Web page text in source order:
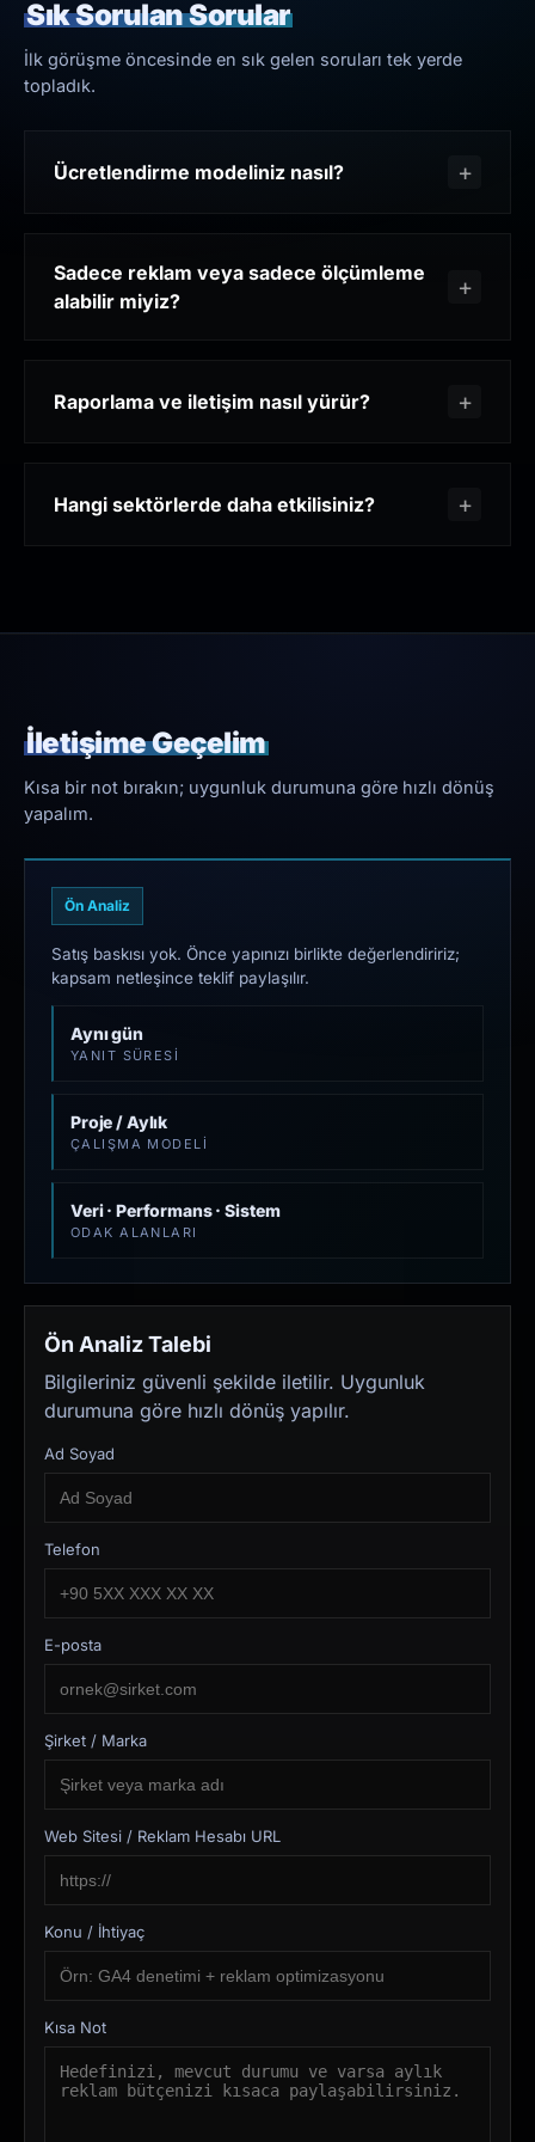
Sık Sorulan Sorular
İlk görüşme öncesinde en sık gelen soruları tek yerde
topladık.
Ücretlendirme modeliniz nasıl?
Sadece reklam veya sadece ölçümleme
alabilir miyiz?
Raporlama ve iletişim nasıl yürür?
Hangi sektörlerde daha etkilisiniz?
İletişime Geçelim
Kısa bir not bırakın; uygunluk durumuna göre hızlı dönüş
yapalım.
Ön Analiz
Satış baskısı yok. Önce yapınızı birlikte değerlendiririz;
kapsam netleşince teklif paylaşılır.
Aynı gün
YANIT SÜRESI
Proje / Aylık
ÇALIŞMA MODELI
Veri · Performans · Sistem
ODAK ALANLARI
Ön Analiz Talebi
Bilgileriniz güvenli şekilde iletilir. Uygunluk
durumuna göre hızlı dönüş yapılır.
Ad Soyad
Telefon
E-posta
Şirket / Marka
Web Sitesi / Reklam Hesabı URL
Konu / İhtiyaç
Kısa Not